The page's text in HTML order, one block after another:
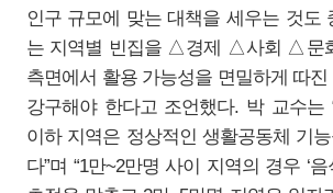
인구 규모에 맞는 대책을 세우는 것도
는 지역별 빈집을 △경제 △사회 △문
측면에서 활용 가능성을 면밀하게 따
강구해야 한다고 조언했다. 박 교수는
이하 지역은 정상적인 생활공동체 기
다”며 “1만~2만명 사이 지역의 경우 ‘